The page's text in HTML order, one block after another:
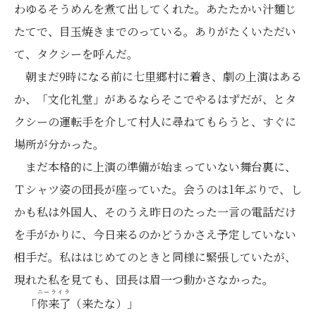
わゆるそうめんを煮て出してくれた。あたたかい汁麵じ
たてで、目玉焼きまでのっている。ありがたくいただい
て、タクシーを呼んだ。
朝まだ9時になる前に七里郷村に着き、劇の上演はある
か、「文化礼堂」があるならそこでやるはずだが、とタ
クシーの運転手を介して村人に尋ねてもらうと、すぐに
場所が分かった。
まだ本格的に上演の準備が始まっていない舞台裏に、
Ｔシャツ姿の団長が座っていた。会うのは1年ぶりで、し
かも私は外国人、そのうえ昨日のたった一言の電話だけ
を手がかりに、今日来るのかどうかさえ予定していない
相手だ。私ははじめてのときと同様に緊張していたが、
現れた私を見ても、団長は眉一つ動かさなかった。
「你来了
ニーライラ
（来たな）」